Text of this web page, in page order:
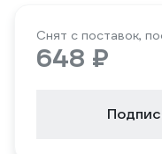
Снят с поставок,
648 ₽